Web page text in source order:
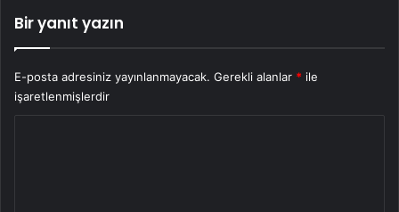
Bir yanıt yazın
E-posta adresiniz yayınlanmayacak. Gerekli alanlar * ile
işaretlenmişlerdir